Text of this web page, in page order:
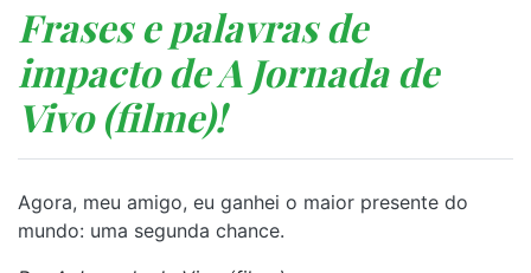
Frases e palavras de
impacto de A Jornada de
Vivo (filme)!
Agora, meu amigo, eu ganhei o maior presente do
mundo: uma segunda chance.